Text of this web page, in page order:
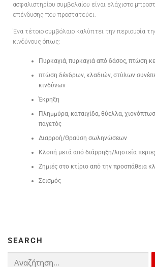
ασφαλιστηρίου συμβολαίου είναι ελάχιστο
επένδυσης που προστατεύει.
Ένα τέτοιο συμβόλαιο καλύπτει την περιουσία
κινδύνους όπως:
Πυρκαγιά, πυρκαγιά από δάσος, πτώση
πτώση δένδρων, κλαδιών, στύλων
κινδύνων
Έκρηξη
Πλημμύρα, καταιγίδα, θύελλα,
παγετός
Διαρροή/Θραύση σωληνώσεων
Κλοπή μετά από διάρρηξη/ληστεία
Ζημιές στο κτίριο από την προσπάθεια
Σεισμός
SEARCH